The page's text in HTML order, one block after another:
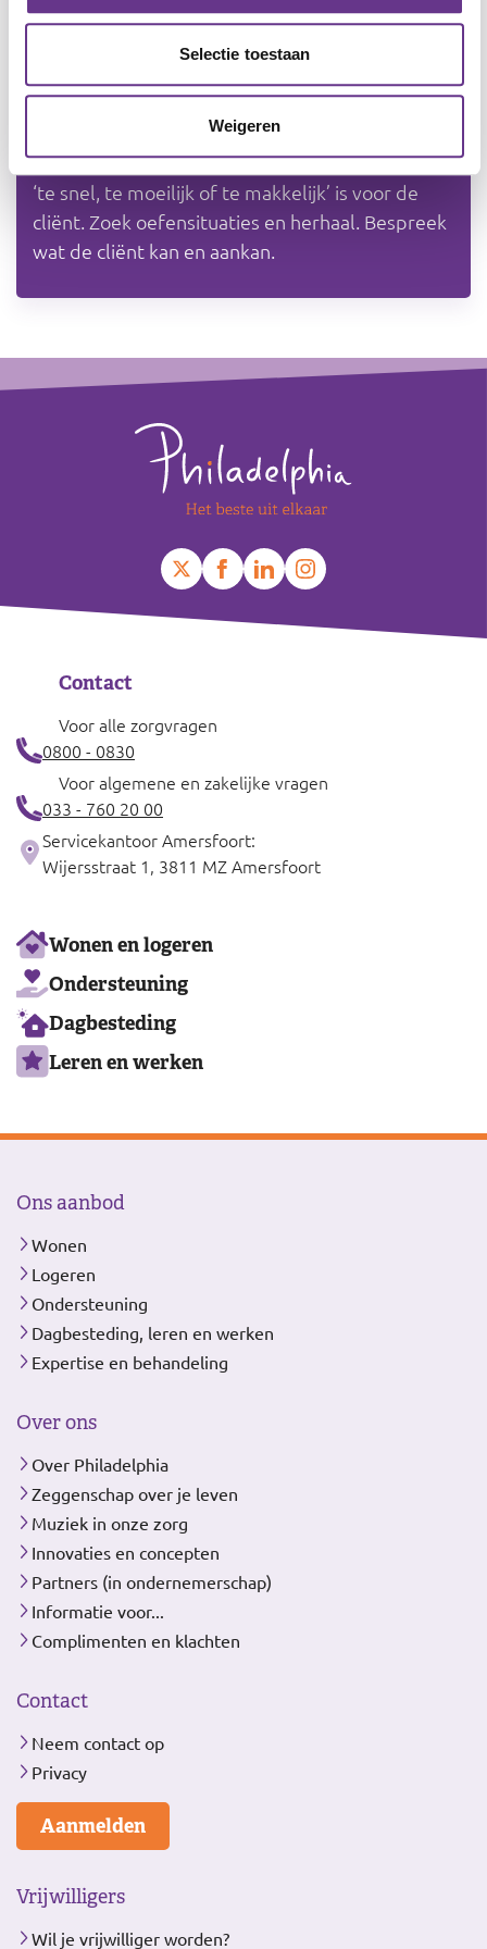
Selectie toestaan
Weigeren
eerdere thema’s die je kan inzetten.
Bijvoorbeeld: voor herhaling of verdieping.
Hoe past de cliënt het toe?
Rapporteer aan welk doel je gaat werken. Schrijf
al je bevindingen op en evalueer. Stel bij als het
‘te snel, te moeilijk of te makkelijk’ is voor de
cliënt. Zoek oefensituaties en herhaal. Bespreek
wat de cliënt kan en aankan.
Contact
Voor alle zorgvragen
0800 - 0830
Voor algemene en zakelijke vragen
033 - 760 20 00
Servicekantoor Amersfoort:
Wijersstraat 1, 3811 MZ Amersfoort
Ons
aanbod
Wonen en logeren
Ondersteuning
Dagbesteding
Leren en werken
Ons aanbod
Wonen
Logeren
Ondersteuning
Dagbesteding, leren en werken
Expertise en behandeling
Over ons
Over Philadelphia
Zeggenschap over je leven
Muziek in onze zorg
Innovaties en concepten
Partners (in ondernemerschap)
Informatie voor...
Complimenten en klachten
Contact
Neem contact op
Privacy
Aanmelden
Vrijwilligers
Wil je vrijwilliger worden?